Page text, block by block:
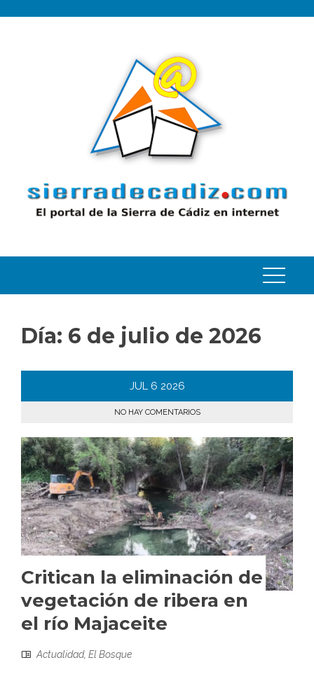
Día: 6 de julio de 2026
JUL 6 2026
NO HAY COMENTARIOS
Critican la eliminación de
vegetación de ribera en
el río Majaceite
Actualidad, El Bosque